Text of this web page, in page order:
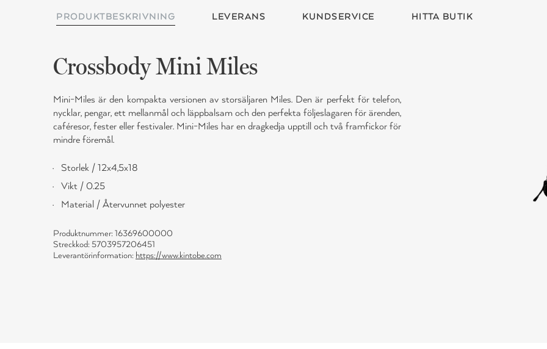
PRODUKTBESKRIVNING LEVERANS KUNDSERVICE HITTA BUTIK
Crossbody Mini Miles
Mini-Miles är den kompakta versionen av storsäljaren Miles. Den är perfekt för telefon,
nycklar, pengar, ett mellanmål och läppbalsam och den perfekta följeslagaren för ärenden,
caféresor, fester eller festivaler. Mini-Miles har en dragkedja upptill och två framfickor för
mindre föremål.
Storlek / 12x4,5x18
Vikt / 0.25
Material / Återvunnet polyester
Produktnummer: 16369600000
Streckkod: 5703957206451
Leverantörinformation: https://www.kintobe.com